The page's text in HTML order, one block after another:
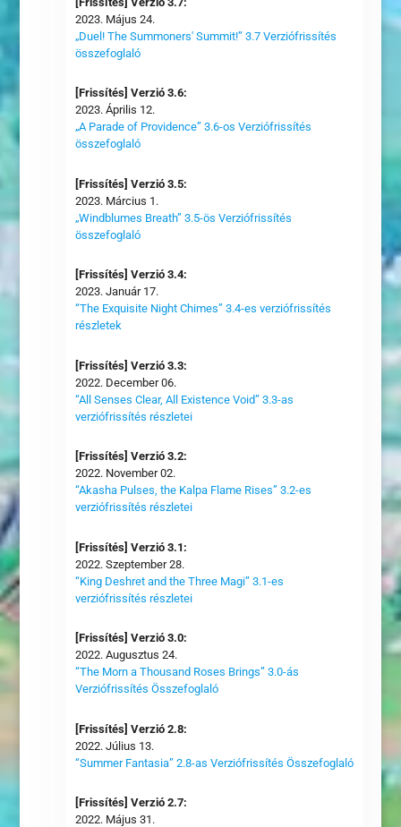
2023. Május 24.
„Duel! The Summoners' Summit!” 3.7 Verziófrissítés
összefoglaló
[Frissítés] Verzió 3.6:
2023. Április 12.
„A Parade of Providence” 3.6-os Verziófrissítés
összefoglaló
[Frissítés] Verzió 3.5:
2023. Március 1.
„Windblumes Breath” 3.5-ös Verziófrissítés
összefoglaló
[Frissítés] Verzió 3.4:
2023. Január 17.
“The Exquisite Night Chimes” 3.4-es verziófrissítés
részletek
[Frissítés] Verzió 3.3:
2022. December 06.
“All Senses Clear, All Existence Void” 3.3-as
verziófrissítés részletei
[Frissítés] Verzió 3.2:
2022. November 02.
“Akasha Pulses, the Kalpa Flame Rises” 3.2-es
verziófrissítés részletei
[Frissítés] Verzió 3.1:
2022. Szeptember 28.
“King Deshret and the Three Magi” 3.1-es
verziófrissítés részletei
[Frissítés] Verzió 3.0:
2022. Augusztus 24.
“The Morn a Thousand Roses Brings” 3.0-ás
Verziófrissítés Összefoglaló
[Frissítés] Verzió 2.8:
2022. Július 13.
“Summer Fantasia” 2.8-as Verziófrissítés Összefoglaló
[Frissítés] Verzió 2.7:
2022. Május 31.